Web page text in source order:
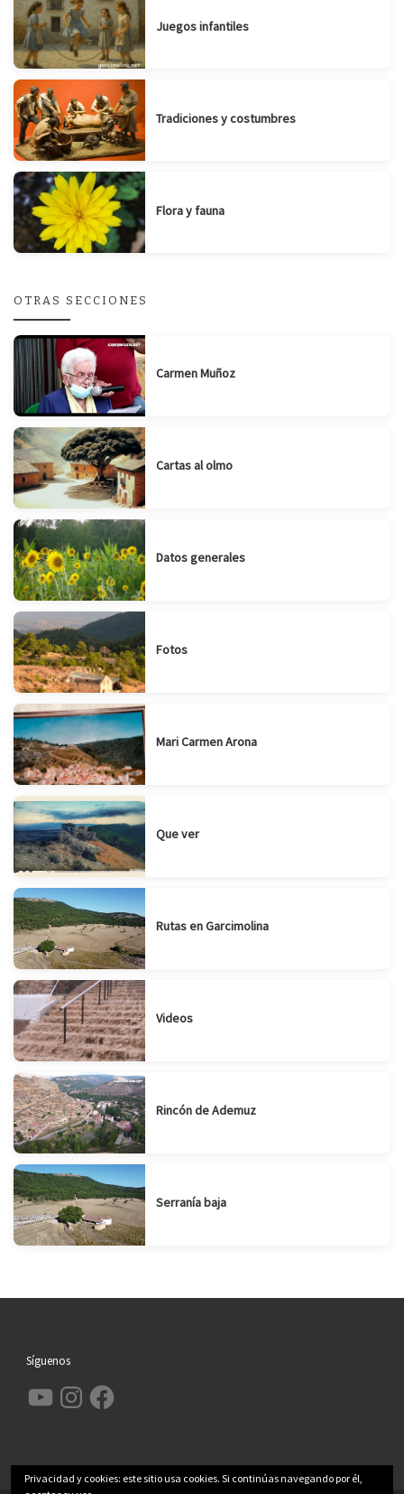
Juegos infantiles
Tradiciones y costumbres
Flora y fauna
OTRAS SECCIONES
Carmen Muñoz
Cartas al olmo
Datos generales
Fotos
Mari Carmen Arona
Que ver
Rutas en Garcimolina
Videos
Rincón de Ademuz
Serranía baja
Síguenos
YouTube InstagramFacebook
Privacidad y cookies: este sitio usa cookies. Si continúas navegando por él,